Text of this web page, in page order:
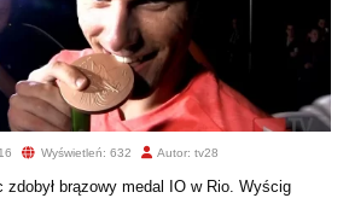
Wyświetleń: 632 Autor: tv28
zdobył brązowy medal IO w Rio. Wyścig